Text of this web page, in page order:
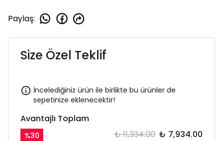
Paylaş:
Size Özel Teklif
İncelediğiniz ürün ile birlikte bu ürünler de
sepetinize eklenecektir!
Avantajlı Toplam
%30 ₺ 11,334.00 ₺ 7,934.00